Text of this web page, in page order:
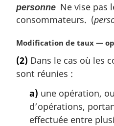
personne Ne vise pas
consommateurs. (
N
t
e
Modification de taux —
(2) Dans le cas où les
sont réunies :
a) une opération,
d’opérations,
effectuée entre